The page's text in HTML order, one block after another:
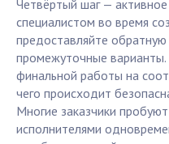
Четвёртый шаг —
специалистом во время
предоставляйте обратную
промежуточные
финальной работы на
чего происходит
Многие заказчики
исполнителями